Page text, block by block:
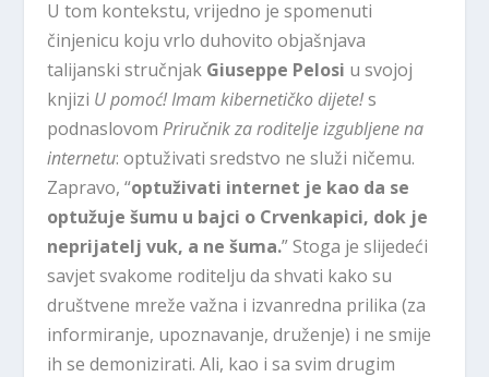
U tom kontekstu, vrijedno je spomenuti
činjenicu koju vrlo duhovito objašnjava
talijanski stručnjak Giuseppe Pelosi u svojoj
knjizi U pomoć! Imam kibernetičko dijete!s
podnaslovom Priručnik za roditelje izgubljene na
internetu: optuživati sredstvo ne služi ničemu.
Zapravo, “optuživati internet je kao da se
optužuje šumu u bajci o Crvenkapici, dok je
neprijatelj vuk, a ne šuma.” Stoga je slijedeći
savjet svakome roditelju da shvati kako su
društvene mreže važna i izvanredna prilika (za
informiranje, upoznavanje, druženje) i ne smije
ih se demonizirati. Ali, kao i sa svim drugim